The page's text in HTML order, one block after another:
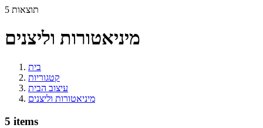
5 תוצאות
מיניאטורות וליצנים
בית
קטגוריות
עיצוב הבית
מיניאטורות וליצנים
5 items